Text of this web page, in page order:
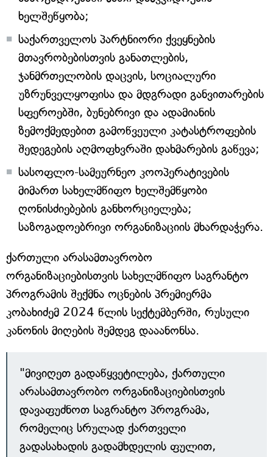
ხელშეწყობა;
საქართველოს პარტნიორი ქვეყნების
მთავრობებისთვის განათლების,
ჯანმრთელობის დაცვის, სოციალური
უზრუნველყოფისა და მდგრადი განვითარების
სფეროებში, ბუნებრივი და ადამიანის
ზემოქმედებით გამოწვეული კატასტროფების
შედეგების აღმოფხვრაში დახმარების გაწევა;
სასოფლო-სამეურნეო კოოპერატივების
მიმართ სახელმწიფო ხელშემწყობი
ღონისძიებების განხორციელება;
საზოგადოებრივი ორგანიზაციის მხარდაჭერა.
ქართული არასამთავრობო
ორგანიზაციებისთვის სახელმწიფო საგრანტო
პროგრამის შექმნა ოცნების პრემიერმა
კობახიძემ 2024 წლის სექტემბერში, რუსული
კანონის მიღების შემდეგ დააანონსა.
"მივიღეთ გადაწყვეტილება, ქართული
არასამთავრობო ორგანიზაციებისთვის
დავაფუძნოთ საგრანტო პროგრამა,
რომელიც სრულად ქართველი
გადასახადის გადამხდელის ფულით,